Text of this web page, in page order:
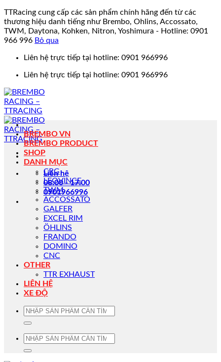
TTRacing cung cấp các sản phẩm chính hãng đến từ các
thương hiệu danh tiếng như Brembo, Ohlins, Accossato,
TWM, Daytona, Kohken, Nitron, Yoshimura - Hotline: 0901
966 996 Bỏ qua
Liên hệ trực tiếp tại hotline: 0901 966996
Liên hệ trực tiếp tại hotline: 0901 966996
Liên hệ
08:00 - 17:00
0901966996
BREMBO VN
BREMBO PRODUCT
SHOP
DANH MỤC
CRG
LEOVINCE
TWM
ACCOSSATO
GALFER
EXCEL RIM
ÖHLINS
FRANDO
DOMINO
CNC
OTHER
TTR EXHAUST
LIÊN HỆ
XE ĐỘ
Tìm
Tìm